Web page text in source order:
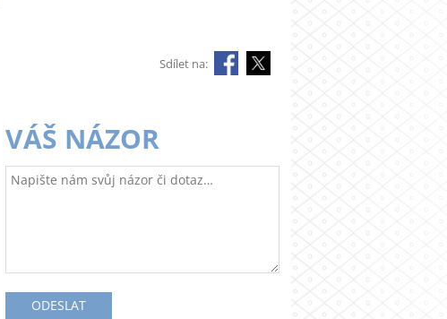
Sdílet na:
VÁŠ NÁZOR